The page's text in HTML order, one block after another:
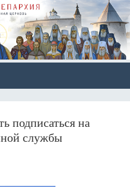
подписаться на
службы